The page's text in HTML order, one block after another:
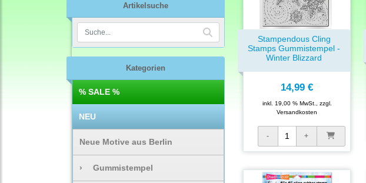
Artikelsuche
Kategorien
% SALE %
NEU
Neue Motive aus Berlin
› Gummistempel
Stampendous Cling
Stamps Gummistempel -
Winter Blizzard
14,99 €
inkl. 19,00 % MwSt., zzgl.
Versandkosten